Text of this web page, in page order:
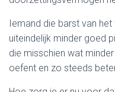
Iemand die barst van
uiteindelijk minder goed
die misschien wat
oefent en zo steeds